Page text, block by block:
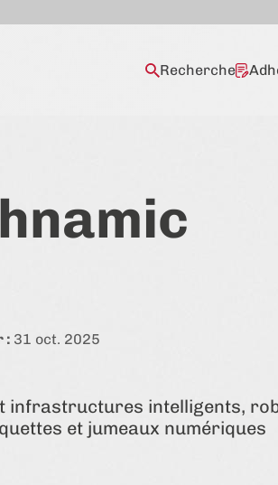
Recherche
: 31 oct. 2025
infrastructures intelligents,
et jumeaux numériques